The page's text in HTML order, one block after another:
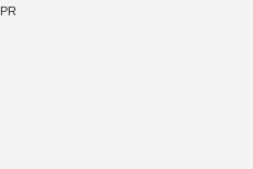
PR